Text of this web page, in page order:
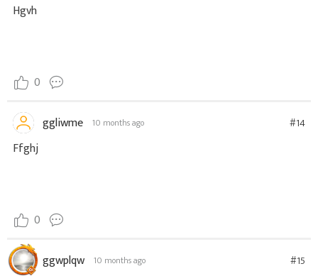
Hgvh
0
ggliwme 10 months ago #14
Ffghj
0
ggwplqw 10 months ago #15